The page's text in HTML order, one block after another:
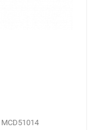
MCD51014